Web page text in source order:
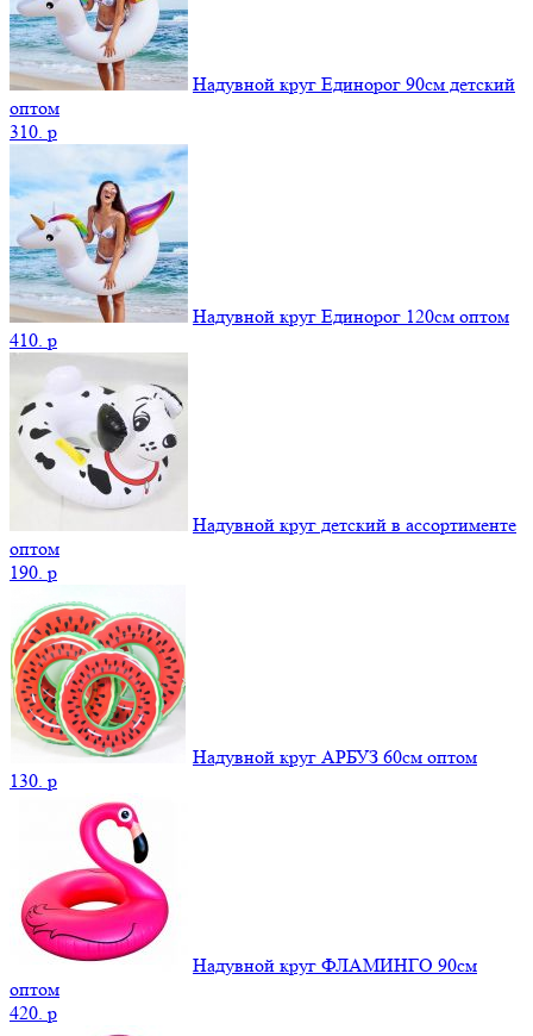
Надувной круг Единорог 90см детский
оптом
310. p
Надувной круг Единорог 120см оптом
410. p
Надувной круг детский в ассортименте
оптом
190. p
Надувной круг АРБУЗ 60см оптом
130. p
Надувной круг ФЛАМИНГО 90см
оптом
420. p